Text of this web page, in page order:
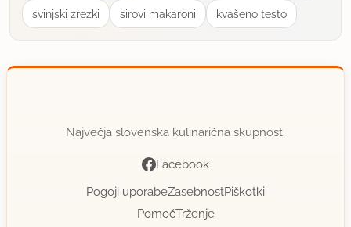
uporabno
svinjski zrezki sirovi makaroni kvašeno testo
Največja slovenska kulinarična skupnost.
Facebook
Pogoji uporabeZasebnostPiškotki
PomočTrženje